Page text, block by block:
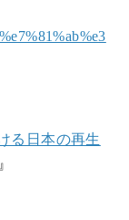
る日本の再生
』